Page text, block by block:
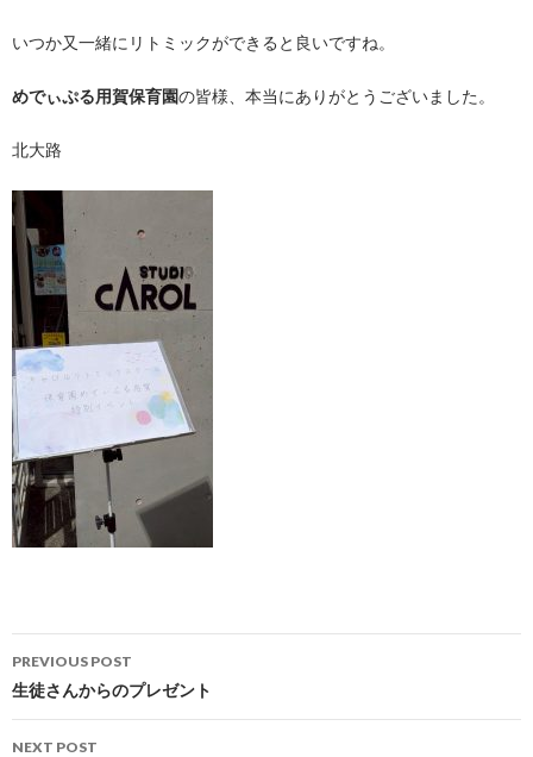
いつか又一緒にリトミックができると良いですね。
めでぃぷる用賀保育園の皆様、本当にありがとうございました。
北大路
Post
navigation
PREVIOUS POST
生徒さんからのプレゼント
NEXT POST